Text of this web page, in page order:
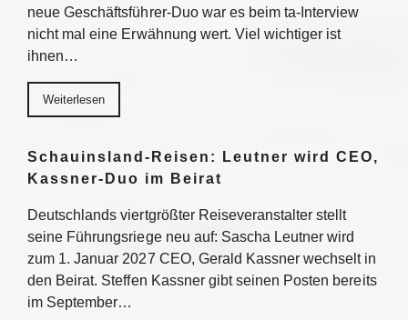
neue Geschäftsführer-Duo war es beim ta-Interview
nicht mal eine Erwähnung wert. Viel wichtiger ist
ihnen…
Weiterlesen
Schauinsland-Reisen: Leutner wird CEO,
Kassner-Duo im Beirat
Deutschlands viertgrößter Reiseveranstalter stellt
seine Führungsriege neu auf: Sascha Leutner wird
zum 1. Januar 2027 CEO, Gerald Kassner wechselt in
den Beirat. Steffen Kassner gibt seinen Posten bereits
im September…